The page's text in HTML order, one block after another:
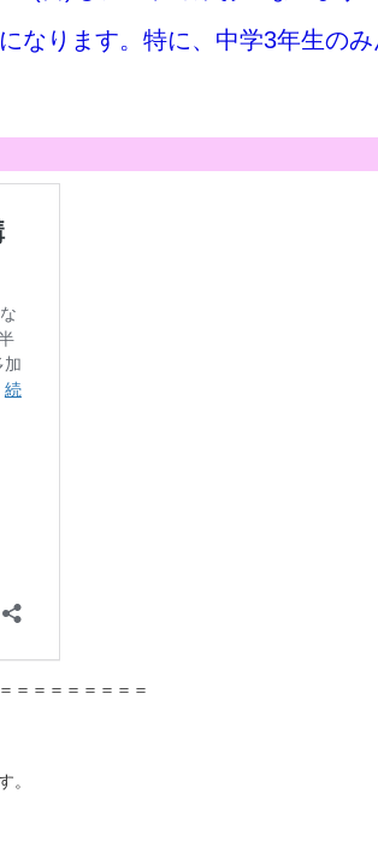
ります。特に、中学3年生の
＝＝＝＝＝＝＝＝
。